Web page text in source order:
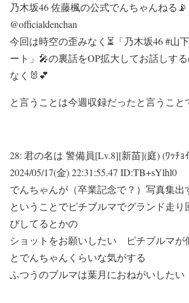
乃木坂46 佐藤楓の公式でんちゃんねる📡
@officialdenchan
今回は時空の歪みなく⏳「乃木坂46 #山
ート」🎤の裏話をOP拡大してお話しす
なく🐰💕
と言うことは今週収録だったと言うこと
28: 君の名は 警備員[Lv.8][新苗](庭) (ﾜｯﾁｮ
2024/05/17(金) 22:31:55.47 ID:TB+sYlhl0
でんちゃんが（卒業記念で？）写真集出
ということでピチブルマでグランド走り
びしてるとかの
ショットをお願いしたい ピチブルマが
とでんちゃんくらいな気がする
ふつうのブルマは葉月におねがいしたい